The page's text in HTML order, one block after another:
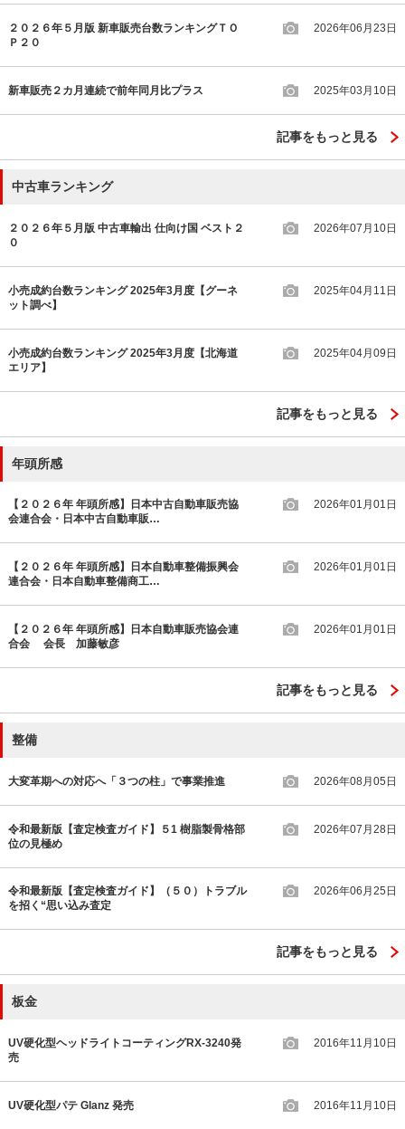
２０２６年５月版 新車販売台数ランキングＴＯ
Ｐ２０
2026年06月23日
新車販売２カ月連続で前年同月比プラス 2025年03月10日
記事をもっと見る
中古車ランキング
２０２６年５月版 中古車輸出 仕向け国 ベスト２
０
2026年07月10日
小売成約台数ランキング 2025年3月度【グーネ
ット調べ】
2025年04月11日
小売成約台数ランキング 2025年3月度【北海道
エリア】
2025年04月09日
記事をもっと見る
年頭所感
【２０２６年 年頭所感】日本中古自動車販売協
会連合会・日本中古自動車販…
2026年01月01日
【２０２６年 年頭所感】日本自動車整備振興会
連合会・日本自動車整備商工…
2026年01月01日
【２０２６年 年頭所感】日本自動車販売協会連
合会 会長 加藤敏彦
2026年01月01日
記事をもっと見る
整備
大変革期への対応へ「３つの柱」で事業推進 2026年08月05日
令和最新版【査定検査ガイド】５1 樹脂製骨格部
位の見極め
2026年07月28日
令和最新版【査定検査ガイド】（５０）トラブル
を招く“思い込み査定
2026年06月25日
記事をもっと見る
板金
UV硬化型ヘッドライトコーティングRX-3240発
売
2016年11月10日
UV硬化型パテ Glanz 発売 2016年11月10日